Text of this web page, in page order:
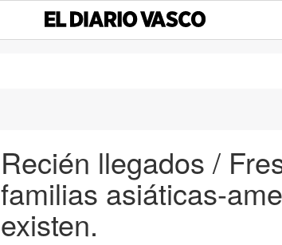
Recién llegados /
familias asiáticas-
existen.